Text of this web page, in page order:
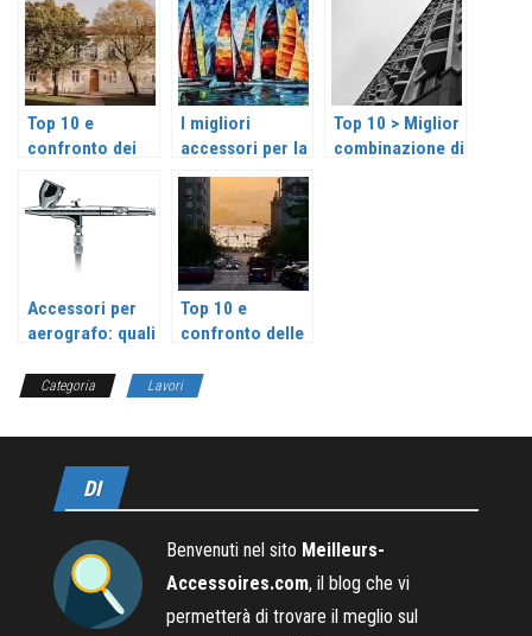
migliori?
2026
vernice del 2026
Top 10 e
confronto dei
da pittura 2026
I migliori
accessori per la
pittura: cosa
sono nel 2026?
Top 10 > Miglior
combinazione di
Accessori per
aerografo: quali
Top 10 e
confronto delle
liscianti 2026
Categoria Lavori
DI
Benvenuti nel sito Meilleurs-
Accessoires.com, il blog che vi
permetterà di trovare il meglio sul